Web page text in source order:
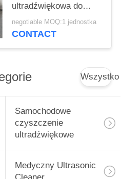
ultradźwiękowa do
turbosprężarki /
elementu lotniczego
negotiable MOQ:1 jednostka
CONTACT
Wszystko
Samochodowe
czyszczenie
ultradźwiękowe
Medyczny Ultrasonic